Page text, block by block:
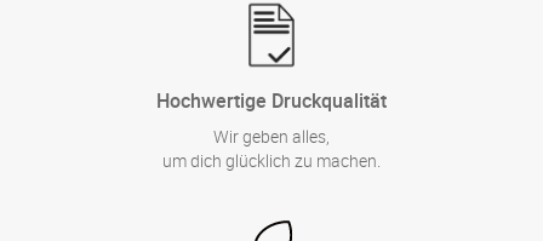
Hochwertige Druckqualität
Wir geben alles,
um dich glücklich zu machen.